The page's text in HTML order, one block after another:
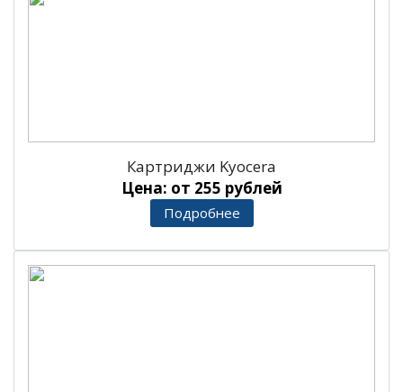
Картриджи Kyocera
Цена: от 255 рублей
Подробнее